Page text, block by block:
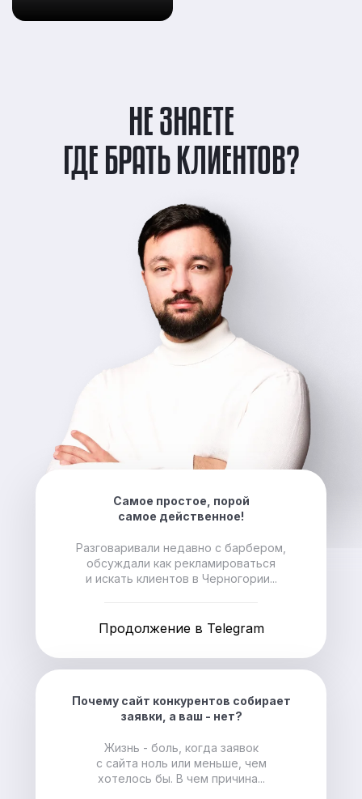
ГДЕ БРАТЬ КЛИЕНТОВ?
НЕ ЗНАЕТЕ
Самое простое, порой
самое действенное!
Разговаривали недавно с барбером,
обсуждали как рекламироваться
и искать клиентов в Черногории...
Продолжение в Telegram
Почему сайт конкурентов собирает
заявки, а ваш - нет?
Жизнь - боль, когда заявок
с сайта ноль или меньше, чем
хотелось бы. В чем причина...